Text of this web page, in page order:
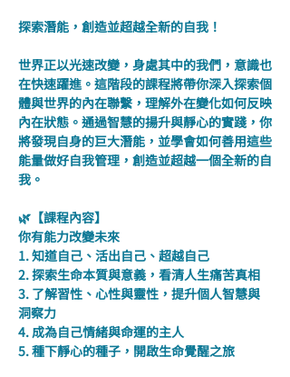
探索潛能，創造並超越全新的自我！
世界正以光速改變，身處其中的我們，意識也
在快速躍進。這階段的課程將帶你深入探索個
體與世界的內在聯繫，理解外在變化如何反映
內在狀態。通過智慧的揚升與靜心的實踐，你
將發現自身的巨大潛能，並學會如何善用這些
能量做好自我管理，創造並超越一個全新的自
我。
🌿【課程內容】
你有能力改變未來
1. 知道自己、活出自己、超越自己
2. 探索生命本質與意義，看清人生痛苦真相
3. 了解習性、心性與靈性，提升個人智慧與
洞察力
4. 成為自己情緒與命運的主人
5. 種下靜心的種子，開啟生命覺醒之旅